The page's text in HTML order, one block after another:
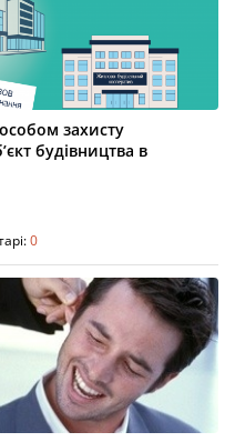
захисту
будівництва в
0